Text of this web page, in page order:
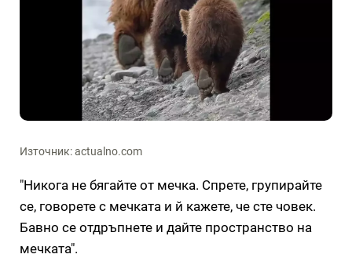
Източник: actualno.com
"Никога не бягайте от мечка. Спрете, групирайте
се, говорете с мечката и й кажете, че сте човек.
Бавно се отдръпнете и дайте пространство на
мечката".